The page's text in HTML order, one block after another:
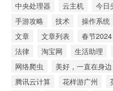
中央处理器
云主机 今日
手游攻略
技术 操作系统
文章
文章列表 春节2024
法律
淘宝网 生活助理
网络爬虫
美好，一直在身边
腾讯云计算
花样游广州